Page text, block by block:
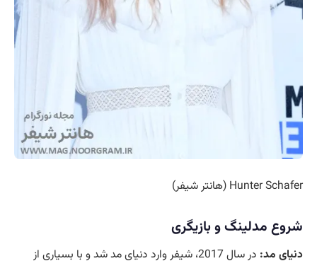
Hunter Schafer (هانتر شیفر)
شروع مدلینگو بازیگری
دنیای مد:
در سال 2017، شیفر وارد دنیای مد شد و با بسیاری از